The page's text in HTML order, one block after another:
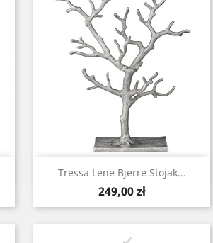
Tressa Lene Bjerre Stojak...
Cena
249,00 zł
Szybki podgląd